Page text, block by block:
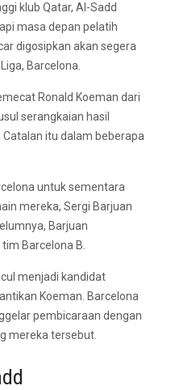
klub Qatar, Al-Sadd
masa depan pelatih
digosipkan akan segera
Barcelona.
Ronald Koeman dari
serangkaian hasil
itu dalam beberapa
untuk sementara
mereka, Sergi Barjuan
Barjuan
Barcelona B.
menjadi kandidat
Koeman. Barcelona
pembicaraan dengan
mereka tersebut.